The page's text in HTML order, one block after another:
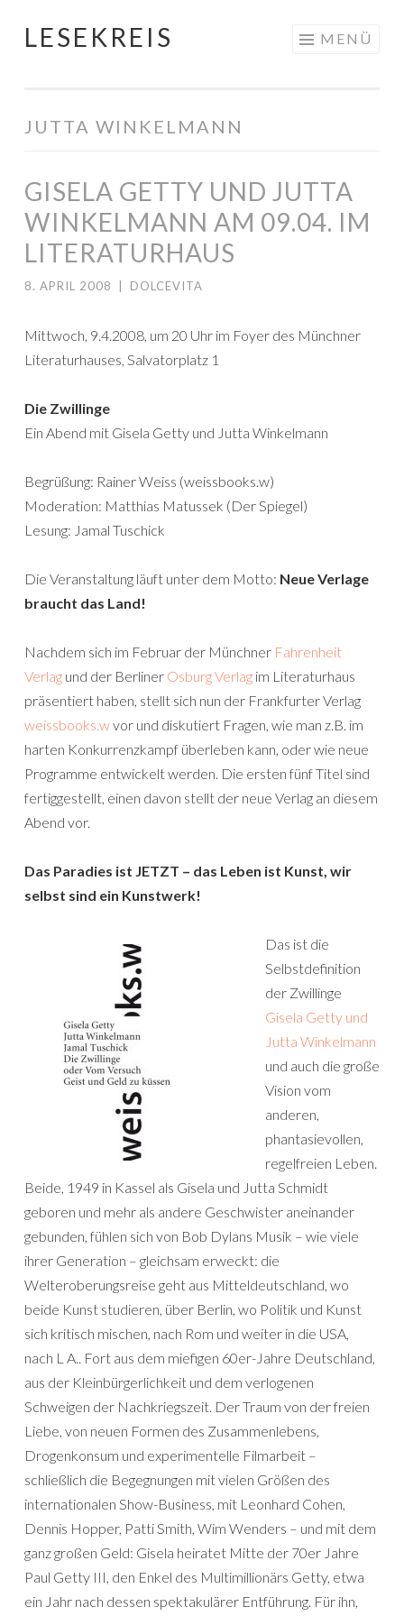
Springe
LESEKREIS MENÜ
JUTTA WINKELMANN
GISELA GETTY UND JUTTA
WINKELMANN AM 09.04. IM
LITERATURHAUS
8. APRIL 2008 DOLCEVITA
Mittwoch, 9.4.2008, um 20 Uhr im Foyer des Münchner
Literaturhauses, Salvatorplatz 1
Die Zwillinge
Ein Abend mit Gisela Getty und Jutta Winkelmann
Begrüßung: Rainer Weiss (weissbooks.w)
Moderation: Matthias Matussek (Der Spiegel)
Lesung: Jamal Tuschick
Die Veranstaltung läuft unter dem Motto: Neue Verlage
braucht das Land!
Nachdem sich im Februar der Münchner Fahrenheit
Verlag und der Berliner Osburg Verlag im Literaturhaus
präsentiert haben, stellt sich nun der Frankfurter Verlag
weissbooks.wvor und diskutiert Fragen, wie man z.B. im
harten Konkurrenzkampf überleben kann, oder wie neue
Programme entwickelt werden. Die ersten fünf Titel sind
fertiggestellt, einen davon stellt der neue Verlag an diesem
Abend vor.
Das Paradies ist JETZT – das Leben ist Kunst, wir
selbst sind ein Kunstwerk!
Das ist die
Selbstdefinition
der Zwillinge
Gisela Getty und
Jutta Winkelmann
und auch die große
Vision vom
anderen,
phantasievollen,
regelfreien Leben.
Beide, 1949 in Kassel als Gisela und Jutta Schmidt
geboren und mehr als andere Geschwister aneinander
gebunden, fühlen sich von Bob Dylans Musik – wie viele
ihrer Generation – gleichsam erweckt: die
Welteroberungsreise geht aus Mitteldeutschland, wo
beide Kunst studieren, über Berlin, wo Politik und Kunst
sich kritisch mischen, nach Rom und weiter in die USA,
nach L A.. Fort aus dem miefigen 60er-Jahre Deutschland,
aus der Kleinbürgerlichkeit und dem verlogenen
Schweigen der Nachkriegszeit. Der Traum von der freien
Liebe, von neuen Formen des Zusammenlebens,
Drogenkonsum und experimentelle Filmarbeit –
schließlich die Begegnungen mit vielen Größen des
internationalen Show-Business, mit Leonhard Cohen,
Dennis Hopper, Patti Smith, Wim Wenders – und mit dem
ganz großen Geld: Gisela heiratet Mitte der 70er Jahre
Paul Getty III, den Enkel des Multimillionärs Getty, etwa
ein Jahr nach dessen spektakulärer Entführung. Für ihn,